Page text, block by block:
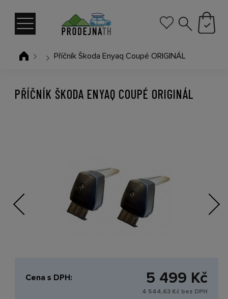
Příčník Škoda Enyaq Coupé ORIGINÁL
Previous Next
PŘÍČNÍK ŠKODA ENYAQ COUPÉ ORIGINÁL
Cena s DPH: 5 499 Kč
4 544,63 Kč bez DPH